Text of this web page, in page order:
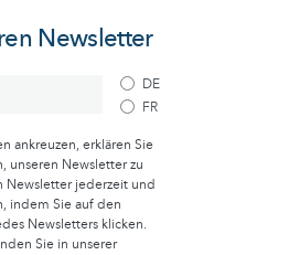
Newsletter
DE
FR
ankreuzen, erklären Sie
unseren Newsletter zu
Newsletter jederzeit und
indem Sie auf den
Newsletters klicken.
Sie in unserer